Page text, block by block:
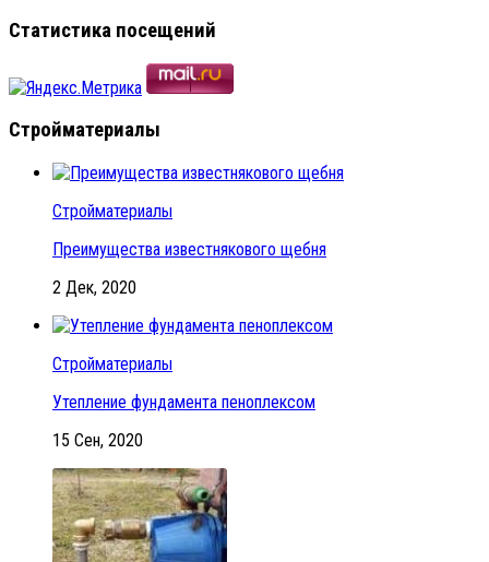
Статистика посещений
Стройматериалы
Стройматериалы
Преимущества известнякового щебня
2 Дек, 2020
Стройматериалы
Утепление фундамента пеноплексом
15 Сен, 2020